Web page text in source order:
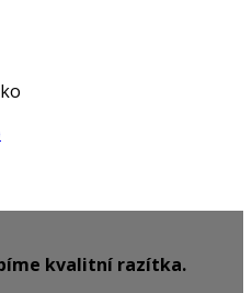
kvalitní razítka.